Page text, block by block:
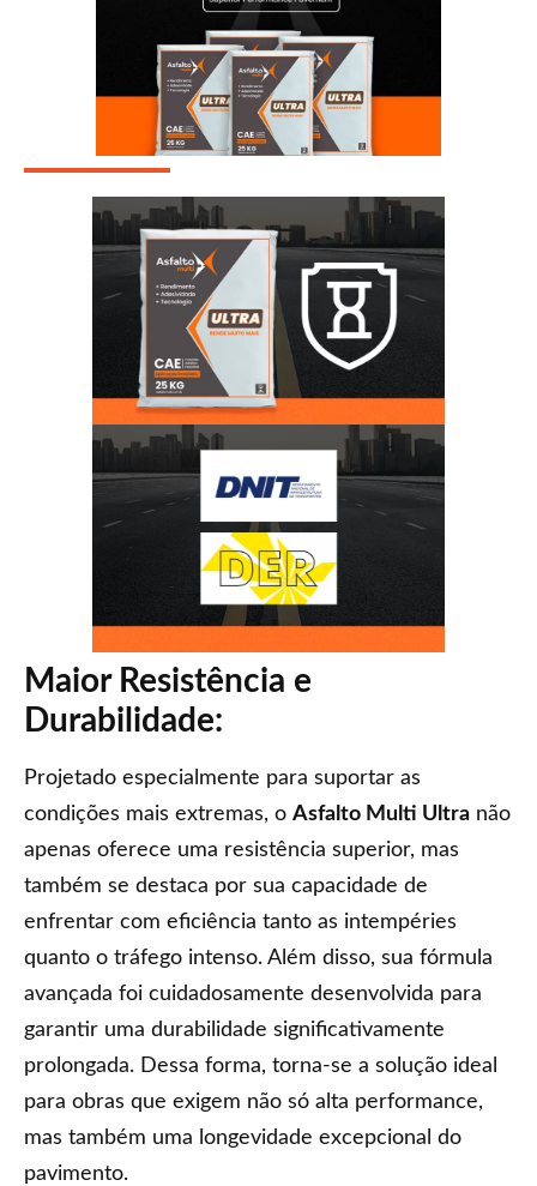
Maior Resistência e
Durabilidade:
Projetado especialmente para suportar as
condições mais extremas, o Asfalto Multi Ultra não
apenas oferece uma resistência superior, mas
também se destaca por sua capacidade de
enfrentar com eficiência tanto as intempéries
quanto o tráfego intenso. Além disso, sua fórmula
avançada foi cuidadosamente desenvolvida para
garantir uma durabilidade significativamente
prolongada. Dessa forma, torna-se a solução ideal
para obras que exigem não só alta performance,
mas também uma longevidade excepcional do
pavimento.